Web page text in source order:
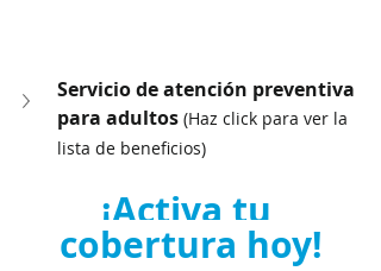
Servicio de atención preventiva
para adultos (Haz click para ver la
lista de beneficios)
¡Activa tu
cobertura hoy!